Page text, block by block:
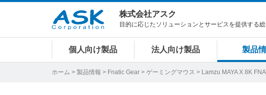
株式会社アスク
目的に応じたソリューションとサービスを提供する
個人向け製品 法人向け製品 製品
ホーム > 製品情報 > Fnatic Gear > ゲーミングマウス > Lamzu MAYA X 8K